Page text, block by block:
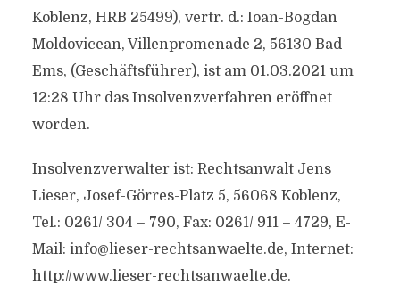
Koblenz, HRB 25499), vertr. d.: Ioan-Bogdan
Moldovicean, Villenpromenade 2, 56130 Bad
Ems, (Geschäftsführer), ist am 01.03.2021 um
12:28 Uhr das Insolvenzverfahren eröffnet
worden.
Insolvenzverwalter ist: Rechtsanwalt Jens
Lieser, Josef-Görres-Platz 5, 56068 Koblenz,
Tel.: 0261/ 304 – 790, Fax: 0261/ 911 – 4729, E-
Mail: info@lieser-rechtsanwaelte.de, Internet:
http://www.lieser-rechtsanwaelte.de.